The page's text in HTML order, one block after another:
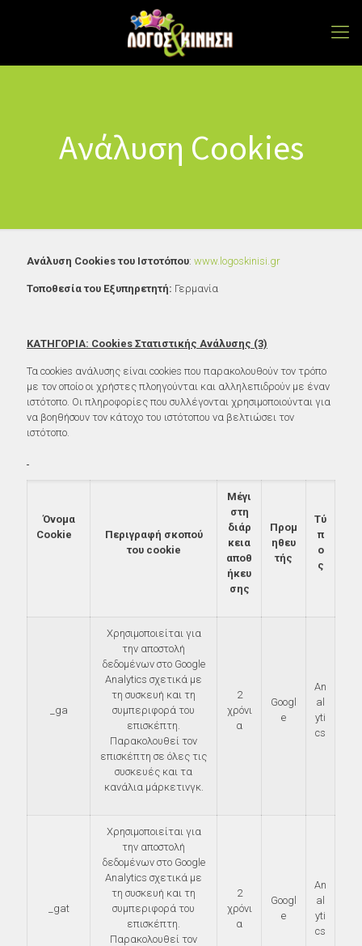
Ανάλυση Cookies
Ανάλυση Cookies του Ιστοτόπου: www.logoskinisi.gr
Τοποθεσία του Εξυπηρετητή: Γερμανία
ΚΑΤΗΓΟΡΙΑ: Cookies Στατιστικής Ανάλυσης (3)
Τα cookies ανάλυσης είναι cookies που παρακολουθούν τον τρόπο
με τον οποίο οι χρήστες πλοηγούνται και αλληλεπιδρούν με έναν
ιστότοπο. Οι πληροφορίες που συλλέγονται χρησιμοποιούνται για
να βοηθήσουν τον κάτοχο του ιστότοπου να βελτιώσει τον
ιστότοπο.
Όνομα
Cookie
Περιγραφή σκοπού
του cookie
Μέγι
στη
διάρ
κεια
αποθ
ήκευ
σης
Προμ
ηθευ
τής
Τύ
π
ο
ς
_ga
Χρησιμοποιείται για
την αποστολή
δεδομένων στο Google
Analytics σχετικά με
τη συσκευή και τη
συμπεριφορά του
επισκέπτη.
Παρακολουθεί τον
επισκέπτη σε όλες τις
συσκευές και τα
κανάλια μάρκετινγκ.
2
χρόνι
α
Googl
e
An
al
yti
cs
_gat
Χρησιμοποιείται για
την αποστολή
δεδομένων στο Google
Analytics σχετικά με
τη συσκευή και τη
συμπεριφορά του
επισκέπτη.
Παρακολουθεί τον
2
χρόνι
α
Googl
e
An
al
yti
cs